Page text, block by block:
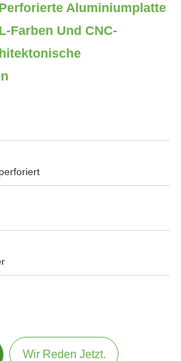
Aluminiumplatte
Farben Und CNC-
Wir Reden Jetzt.